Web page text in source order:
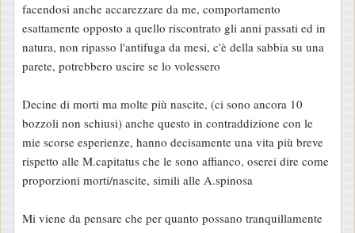
facendosi anche accarezzare da me, comportamento
esattamente opposto a quello riscontrato gli anni passati ed in
natura, non ripasso l'antifuga da mesi, c'è della sabbia su una
parete, potrebbero uscire se lo volessero
Decine di morti ma molte più nascite, (ci sono ancora 10
bozzoli non schiusi) anche questo in contraddizione con le
mie scorse esperienze, hanno decisamente una vita più breve
rispetto alle M.capitatus che le sono affianco, oserei dire come
proporzioni morti/nascite, simili alle A.spinosa
Mi viene da pensare che per quanto possano tranquillamente